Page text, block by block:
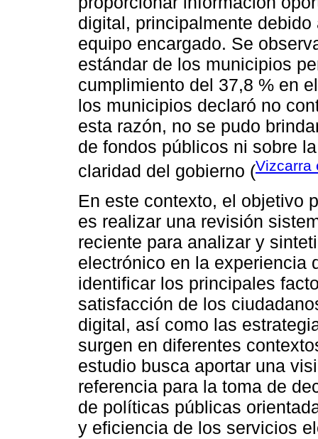
digital, principalmente
equipo encargado. Se
estándar de los municipios
cumplimiento del 37,8 % en
los municipios declaró no
esta razón, no se pudo
de fondos públicos ni sobre
claridad del gobierno (Vizcarra
En este contexto, el objetivo
es realizar una revisión
reciente para analizar y
electrónico en la experiencia
identificar los principales
satisfacción de los
digital, así como las
surgen en diferentes
estudio busca aportar una
referencia para la toma de
de políticas públicas
y eficiencia de los servicios